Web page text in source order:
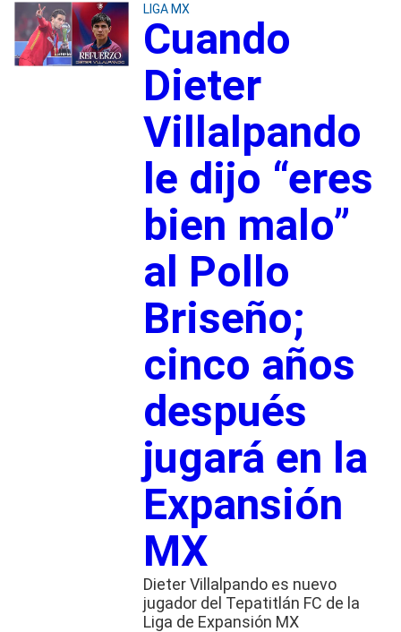
LIGA MX
Cuando
Dieter
Villalpando
le dijo “eres
bien malo”
al Pollo
Briseño;
cinco años
después
jugará en la
Expansión
MX
Dieter Villalpando es nuevo
jugador del Tepatitlán FC de la
Liga de Expansión MX